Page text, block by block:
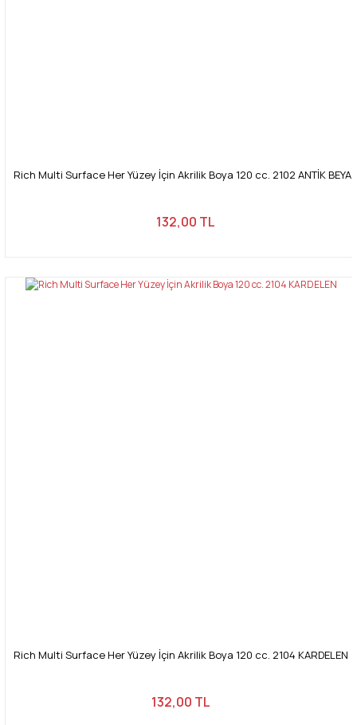
Rich Multi Surface Her Yüzey İçin Akrilik Boya 120 cc. 2102 ANTİK BEYAZ
132,00 TL
Rich Multi Surface Her Yüzey İçin Akrilik Boya 120 cc. 2104 KARDELEN
132,00 TL